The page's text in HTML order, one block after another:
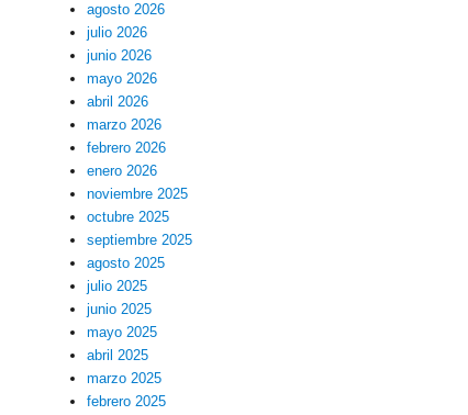
agosto 2026
julio 2026
junio 2026
mayo 2026
abril 2026
marzo 2026
febrero 2026
enero 2026
noviembre 2025
octubre 2025
septiembre 2025
agosto 2025
julio 2025
junio 2025
mayo 2025
abril 2025
marzo 2025
febrero 2025